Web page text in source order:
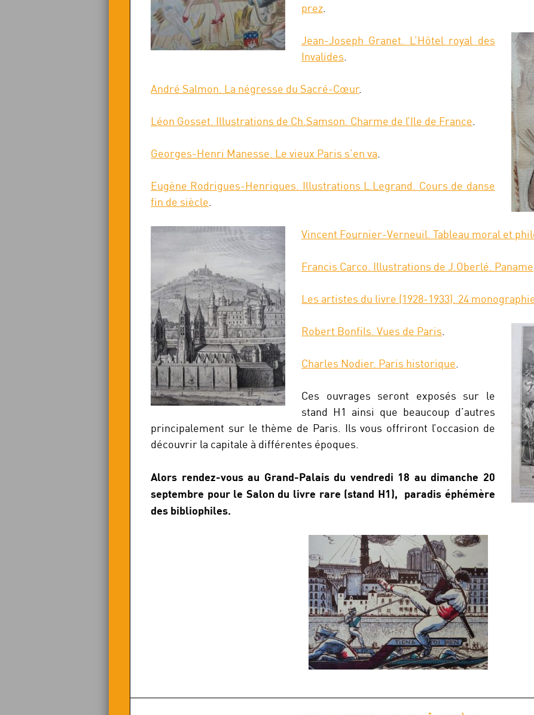
prez.
Jean-Joseph Granet. L’Hôtel royal des
Invalides.
André Salmon. La négresse du Sacré-Cœur.
Léon Gosset. Illustrations de Ch.Samson. Charme de l’Ile de France.
Georges-Henri Manesse. Le vieux Paris s’en va.
Eugène Rodrigues-Henriques. Illustrations L.Legrand. Cours de danse
fin de siècle.
Vincent Fournier-Verneuil. Tableau moral et
Francis Carco. Illustrations de J.Oberlé. Paname
Les artistes du livre (1928-1933). 24
Robert Bonfils. Vues de Paris.
Charles Nodier. Paris historique.
Ces ouvrages seront exposés sur le
stand H1 ainsi que beaucoup d’autres
principalement sur le thème de Paris. Ils vous offriront l’occasion de
découvrir la capitale à différentes époques.
Alors rendez-vous au Grand-Palais du vendredi 18 au dimanche 20
septembre pour le Salon du livre rare (stand H1), paradis éphémère
des bibliophiles.